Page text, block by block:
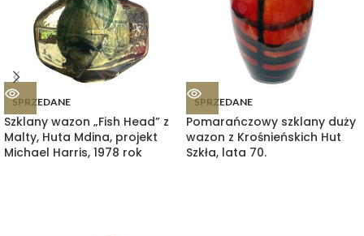
SPRZEDANE
Szklany wazon „Fish Head” z
Malty, Huta Mdina, projekt
Michael Harris, 1978 rok
SPRZEDANE
Pomarańczowy szklany duży
wazon z Krośnieńskich Hut
Szkła, lata 70.